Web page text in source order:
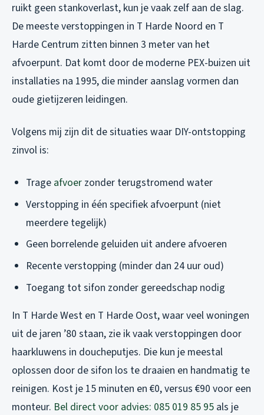
ruikt geen stankoverlast, kun je vaak zelf aan de slag.
De meeste verstoppingen in T Harde Noord en T
Harde Centrum zitten binnen 3 meter van het
afvoerpunt. Dat komt door de moderne PEX-buizen uit
installaties na 1995, die minder aanslag vormen dan
oude gietijzeren leidingen.
Volgens mij zijn dit de situaties waar DIY-ontstopping
zinvol is:
Trage afvoer zonder terugstromend water
Verstopping in één specifiek afvoerpunt (niet
meerdere tegelijk)
Geen borrelende geluiden uit andere afvoeren
Recente verstopping (minder dan 24 uur oud)
Toegang tot sifon zonder gereedschap nodig
In T Harde West en T Harde Oost, waar veel woningen
uit de jaren ’80 staan, zie ik vaak verstoppingen door
haarkluwens in doucheputjes. Die kun je meestal
oplossen door de sifon los te draaien en handmatig te
reinigen. Kost je 15 minuten en €0, versus €90 voor een
monteur. Bel direct voor advies: 085 019 85 95 als je